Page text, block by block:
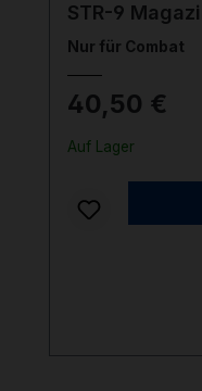
STR-9
Nur für Combat
40,50 €
Auf Lager